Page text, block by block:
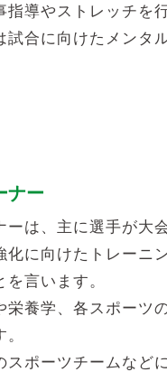
指導やストレッチを
合に向けたメンタ
ナー
ーは、主に選手が大
化に向けたトレーニ
言います。
栄養学、各スポーツ
スポーツチームなど